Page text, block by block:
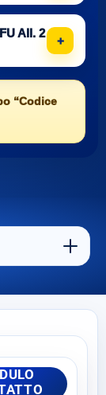
All. 2
“Codice